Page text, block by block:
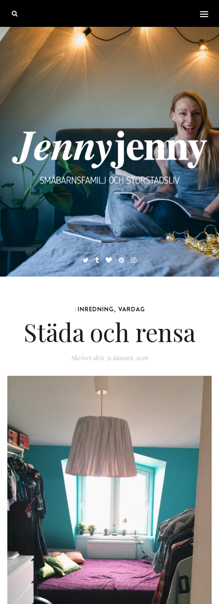
i INREDNING, VARDAG
Städa och rensa
Skrivet den 31 januari, 2016